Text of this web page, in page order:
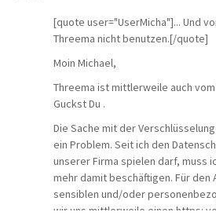
[quote user="UserMicha"]... Und
Threema nicht benutzen.[/quote]
Moin Michael,
Threema ist mittlerweile auch vom
Guckst Du .
Die Sache mit der
ein Problem. Seit ich den
unserer Firma spielen darf, muss
mehr damit beschäftigen. Für den
sensiblen und/oder
wir uns mittlerweile einen https: